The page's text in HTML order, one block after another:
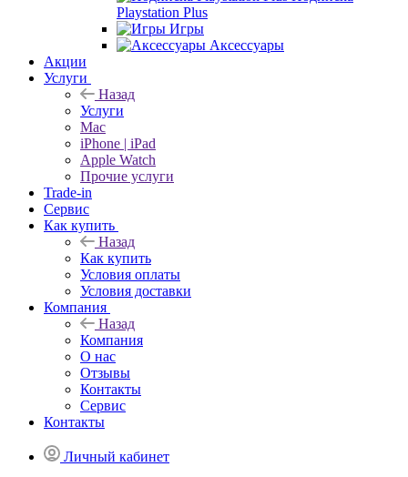
Playstation Plus
Игры
Аксессуары
Акции
Услуги
Назад
Услуги
Mac
iPhone | iPad
Apple Watch
Прочие услуги
Trade-in
Сервис
Как купить
Назад
Как купить
Условия оплаты
Условия доставки
Компания
Назад
Компания
О нас
Отзывы
Контакты
Сервис
Контакты
Личный кабинет